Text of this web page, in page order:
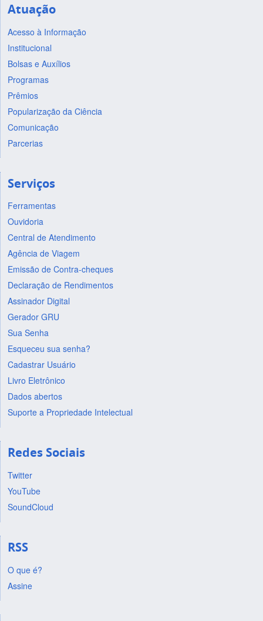
Atuação
Acesso à Informação
Institucional
Bolsas e Auxílios
Programas
Prêmios
Popularização da Ciência
Comunicação
Parcerias
Serviços
Ferramentas
Ouvidoria
Central de Atendimento
Agência de Viagem
Emissão de Contra-cheques
Declaração de Rendimentos
Assinador Digital
Gerador GRU
Sua Senha
Esqueceu sua senha?
Cadastrar Usuário
Livro Eletrônico
Dados abertos
Suporte a Propriedade Intelectual
Redes Sociais
Twitter
YouTube
SoundCloud
RSS
O que é?
Assine